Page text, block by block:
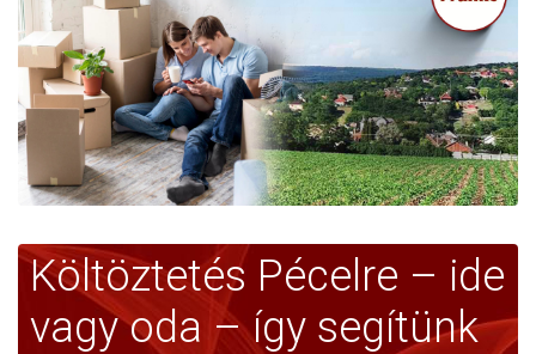
Költöztetés Pécelre – ide
vagy oda – így segítünk